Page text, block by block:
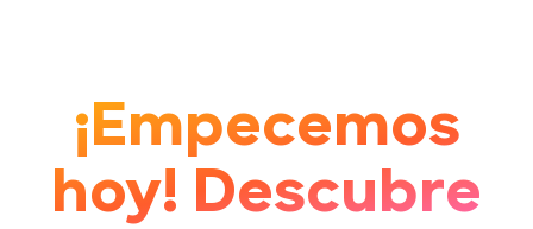
¡Empecemos
hoy! Descubre